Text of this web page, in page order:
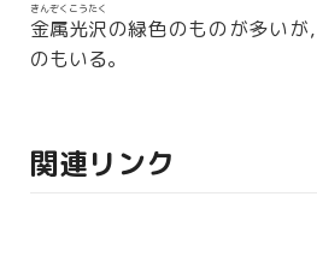
金属光沢
きんぞくこうたく
の緑色のものが多いが，
のもいる。
関連リンク